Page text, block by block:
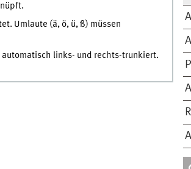
Umlaute (ä, ö, ü, ß) müssen
links- und rechts-trunkiert.